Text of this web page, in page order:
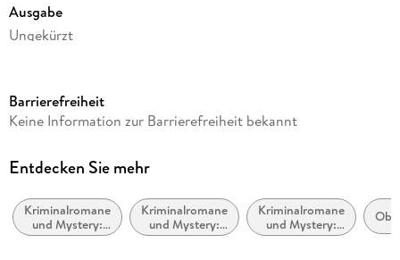
Ausgabe
Ungekürzt
Laufzeit
Reihe
Autor/Autorin
Jörg Maurer
Barrierefreiheit
Keine Information zur Barrierefreiheit bekannt
Entdecken Sie mehr
Kriminalromane
und Mystery:
Cosy Mystery
Kriminalromane
und Mystery:
Humor
Kriminalromane
und Mystery:
Polizeiarbeit &